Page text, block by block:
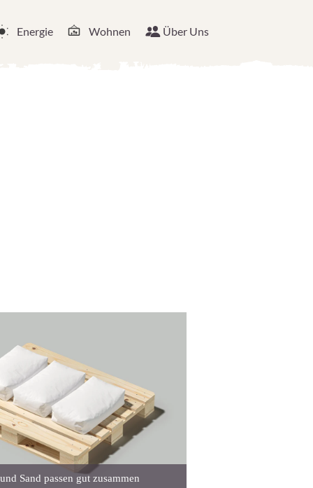
Energie Wohnen Über Uns
Sand passen gut zusammen